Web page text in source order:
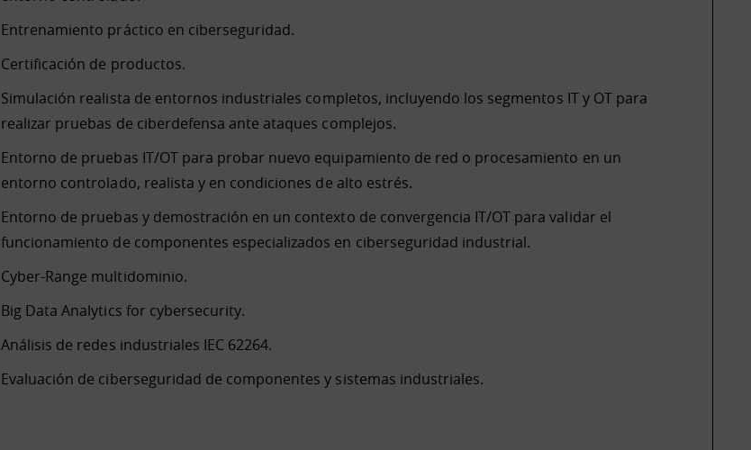
Entrenamiento práctico en ciberseguridad.
Certificación de productos.
Simulación realista de entornos industriales completos, incluyendo los segmentos IT y OT para
realizar pruebas de ciberdefensa ante ataques complejos.
Entorno de pruebas IT/OT para probar nuevo equipamiento de red o procesamiento en un
entorno controlado, realista y en condiciones de alto estrés.
Entorno de pruebas y demostración en un contexto de convergencia IT/OT para validar el
funcionamiento de componentes especializados en ciberseguridad industrial.
Cyber-Range multidominio.
Big Data Analytics for cybersecurity.
Análisis de redes industriales IEC 62264.
Evaluación de ciberseguridad de componentes y sistemas industriales.